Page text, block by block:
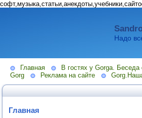
Надо
Главная
В гостях у Gorga.
Gorg
Реклама на сайте
Главная